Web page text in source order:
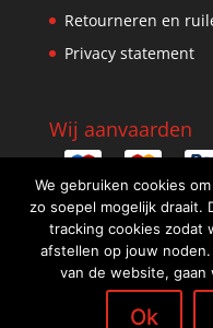
Retourneren en
Privacy statement
Wij aanvaarden
We gebruiken cookies
zo soepel mogelijk draait.
tracking cookies zodat
afstellen op jouw
van de website,
Ok